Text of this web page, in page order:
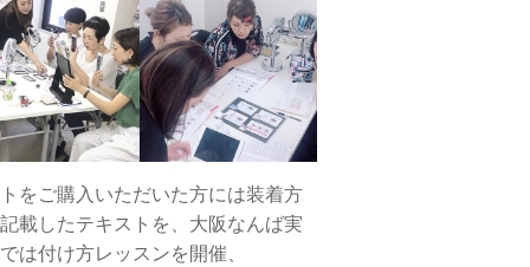
をご購入いただいた方には装着方
載したテキストを、大阪なんば実
は付け方レッスンを開催、